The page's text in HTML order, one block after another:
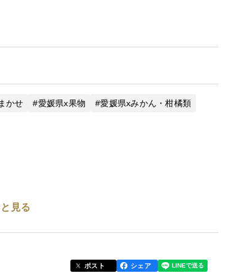
かせ 愛媛県x果物
愛媛県xみかん・柑橘類
いるポンカン。
見る
ポスト シェア